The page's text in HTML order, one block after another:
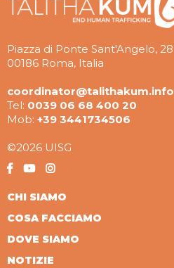
Piazza di Ponte Sant'Angelo, 28
00186 Roma, Italia
coordinator@talithakum.info
Tel: 0039 06 68 400 20
Mob: +39 3441734506
©2026 UISG
CHI SIAMO
COSA FACCIAMO
DOVE SIAMO
NOTIZIE